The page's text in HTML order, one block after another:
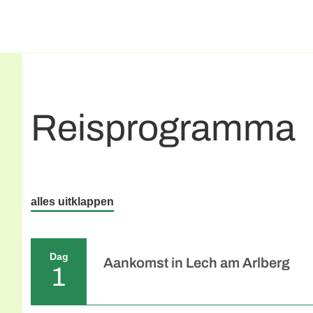
Reisprogramma
alles uitklappen
Dag
1 Aankomst in Lech am Arlberg